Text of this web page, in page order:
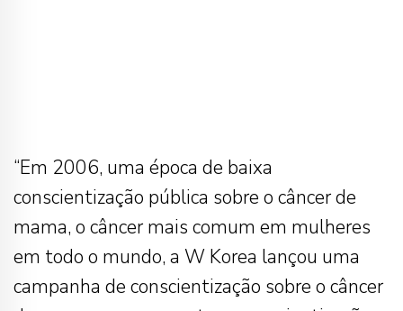
“Em 2006, uma época de baixa
conscientização pública sobre o câncer de
mama, o câncer mais comum em mulheres
em todo o mundo, a W Korea lançou uma
campanha de conscientização sobre o câncer